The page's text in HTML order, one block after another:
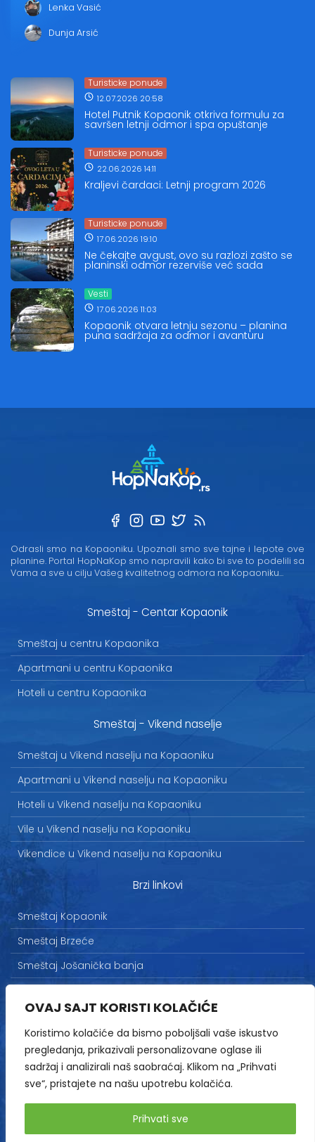
OVAJ SAJT KORISTI KOLAČIĆE
Koristimo kolačiće da bismo poboljšali vaše iskustvo
pregledanja, prikazivali personalizovane oglase ili
sadržaj i analizirali naš saobraćaj. Klikom na „Prihvati
sve“, pristajete na našu upotrebu kolačića.
Prihvati sve
Lenka Vasić
Dunja Arsić
Turisticke ponude
12.07.2026 20:58
Hotel Putnik Kopaonik otkriva formulu za
savršen letnji odmor i spa opuštanje
Turisticke ponude
22.06.2026 14:11
Kraljevi čardaci: Letnji program 2026
Turisticke ponude
17.06.2026 19:10
Ne čekajte avgust, ovo su razlozi zašto se
planinski odmor rezerviše već sada
Vesti
17.06.2026 11:03
Kopaonik otvara letnju sezonu – planina
puna sadržaja za odmor i avanturu
Odrasli smo na Kopaoniku. Upoznali smo sve tajne i lepote ove
planine. Portal HopNaKop smo napravili kako bi sve to podelili sa
Vama a sve u cilju Vašeg kvalitetnog odmora na Kopaoniku...
Smeštaj - Centar Kopaonik
Smeštaj u centru Kopaonika
Apartmani u centru Kopaonika
Hoteli u centru Kopaonika
Smeštaj - Vikend naselje
Smeštaj u Vikend naselju na Kopaoniku
Apartmani u Vikend naselju na Kopaoniku
Hoteli u Vikend naselju na Kopaoniku
Vile u Vikend naselju na Kopaoniku
Vikendice u Vikend naselju na Kopaoniku
Brzi linkovi
Smeštaj Kopaonik
Smeštaj Brzeće
Smeštaj Jošanička banja
Marketing
Politika privatnosti
Kontakt
Sva prava zadržana / All rights reserved